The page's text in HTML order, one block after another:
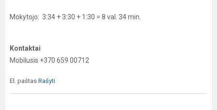
Mokytojo: 3:34 + 3:30 + 1:30 = 8 val. 34 min.
Kontaktai
Mobilusis +370 659 00712
El. paštas Rašyti